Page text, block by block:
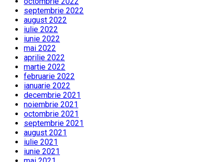
septembrie 2022
august 2022
iulie 2022
iunie 2022
mai 2022
aprilie 2022
martie 2022
februarie 2022
ianuarie 2022
decembrie 2021
noiembrie 2021
octombrie 2021
septembrie 2021
august 2021
iulie 2021
iunie 2021